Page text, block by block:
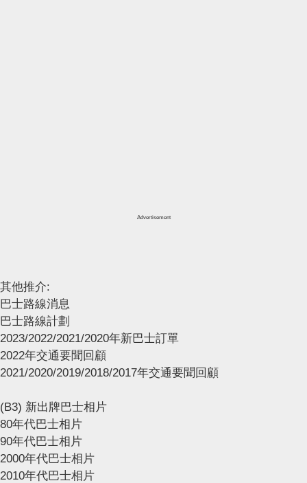
Advertisement
其他推介:
巴士路線消息
巴士路線計劃
2023/2022/2021/2020年新巴士訂單
2022年交通要聞回顧
2021/2020/2019/2018/2017年交通要聞回顧
(B3) 新出牌巴士相片
80年代巴士相片
90年代巴士相片
2000年代巴士相片
2010年代巴士相片